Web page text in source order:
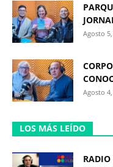
Agosto
Agosto
LOS MÁS LEÍDO
RADIO